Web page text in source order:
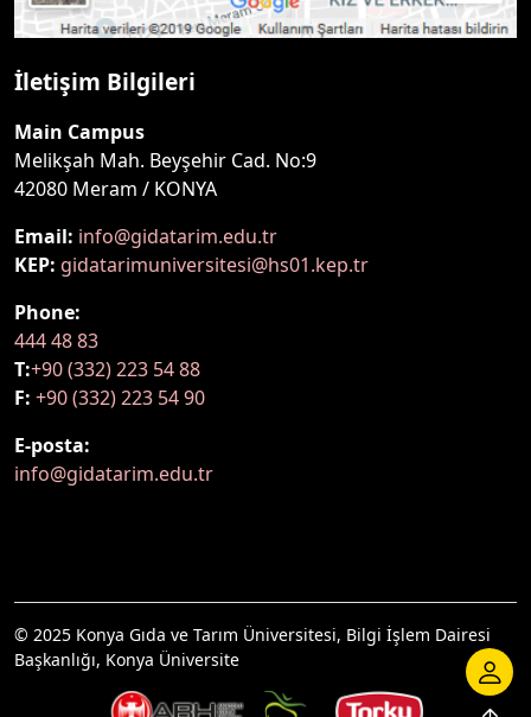
İletişim Bilgileri
Main Campus
Melikşah Mah. Beyşehir Cad. No:9
42080 Meram / KONYA
Email: info@gidatarim.edu.tr
KEP: gidatarimuniversitesi@hs01.kep.tr
Phone:
444 48 83
T:+90 (332) 223 54 88
F: +90 (332) 223 54 90
E-posta:
info@gidatarim.edu.tr
© 2025 Konya Gıda ve Tarım Üniversitesi, Bilgi İşlem Dairesi
Başkanlığı, Konya Üniversite